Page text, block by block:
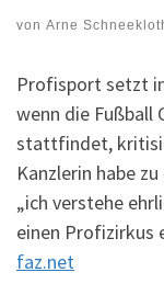
von Arne
Profisport setzt
wenn die Fußball
stattfindet,
Kanzlerin habe
„ich verstehe
einen Profizirkus
faz.net